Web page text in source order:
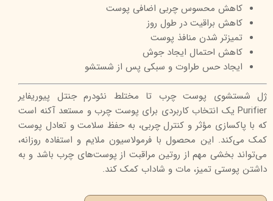
کاهش محسوس چربی اضافی پوست
کاهش براقیت در طول روز
تمیزتر شدن منافذ پوست
کاهش احتمال ایجاد جوش
ایجاد حس طراوت و سبکی پس از شستشو
ژل شستشوی پوست چرب تا مختلط نئودرم جنتل پیوریفایر
Purifier یک انتخاب کاربردی برای پوست چرب و مستعد آکنه است
که با پاکسازی مؤثر و کنترل چربی، به حفظ سلامت و تعادل پوست
کمک می‌کند. این محصول با فرمولاسیون ملایم و استفاده روزانه،
می‌تواند بخشی مهم از روتین مراقبت از پوست‌های چرب باشد و به
داشتن پوستی تمیز، مات و شاداب کمک کند.